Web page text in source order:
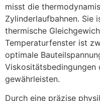
misst die
Zylinderlaufbahnen. Sie
thermische
Temperaturfenster ist
optimale
Viskositätsbedingungen
gewährleisten.
Durch eine präzise